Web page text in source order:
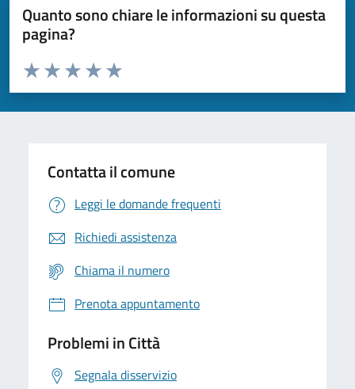
Quanto sono chiare le informazioni su questa
pagina?
Domanda
Valuta da 1 a 5 stelle la pagina
Valuta 5 stelle su 5
Valuta 4 stelle su 5
Valuta 3 stelle su 5
Valuta 2 stelle su 5
Valuta 1 stelle su 5
Contatta il comune
Leggi le domande frequenti
Richiedi assistenza
Chiama il numero
Prenota appuntamento
Problemi in Città
Segnala disservizio